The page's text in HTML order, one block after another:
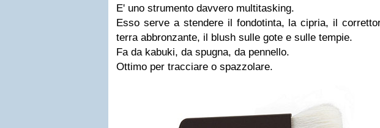
E' uno strumento davvero multitasking.
Esso serve a stendere il fondotinta, la cipria, il
terra abbronzante, il blush sulle gote e sulle tempie.
Fa da kabuki, da spugna, da pennello.
Ottimo per tracciare o spazzolare.